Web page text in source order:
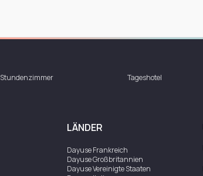
Stundenzimmer Tageshotel
LÄNDER
DayuseFrankreich
DayuseGroßbritannien
DayuseVereinigte Staaten